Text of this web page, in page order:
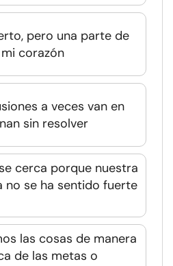
pero una parte de
corazón
a veces van en
sin resolver
cerca porque nuestra
no se ha sentido fuerte
las cosas de manera
de las metas o